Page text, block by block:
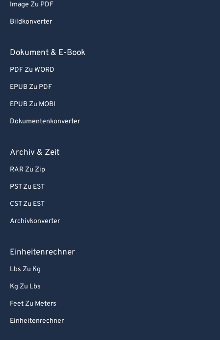
Image Zu PDF
Bildkonverter
Dokument & E-Book
PDF Zu WORD
EPUB Zu PDF
EPUB Zu MOBI
Dokumentenkonverter
Archiv & Zeit
RAR Zu Zip
PST Zu EST
CST Zu EST
Archivkonverter
Einheitenrechner
Lbs Zu Kg
Kg Zu Lbs
Feet Zu Meters
Einheitenrechner